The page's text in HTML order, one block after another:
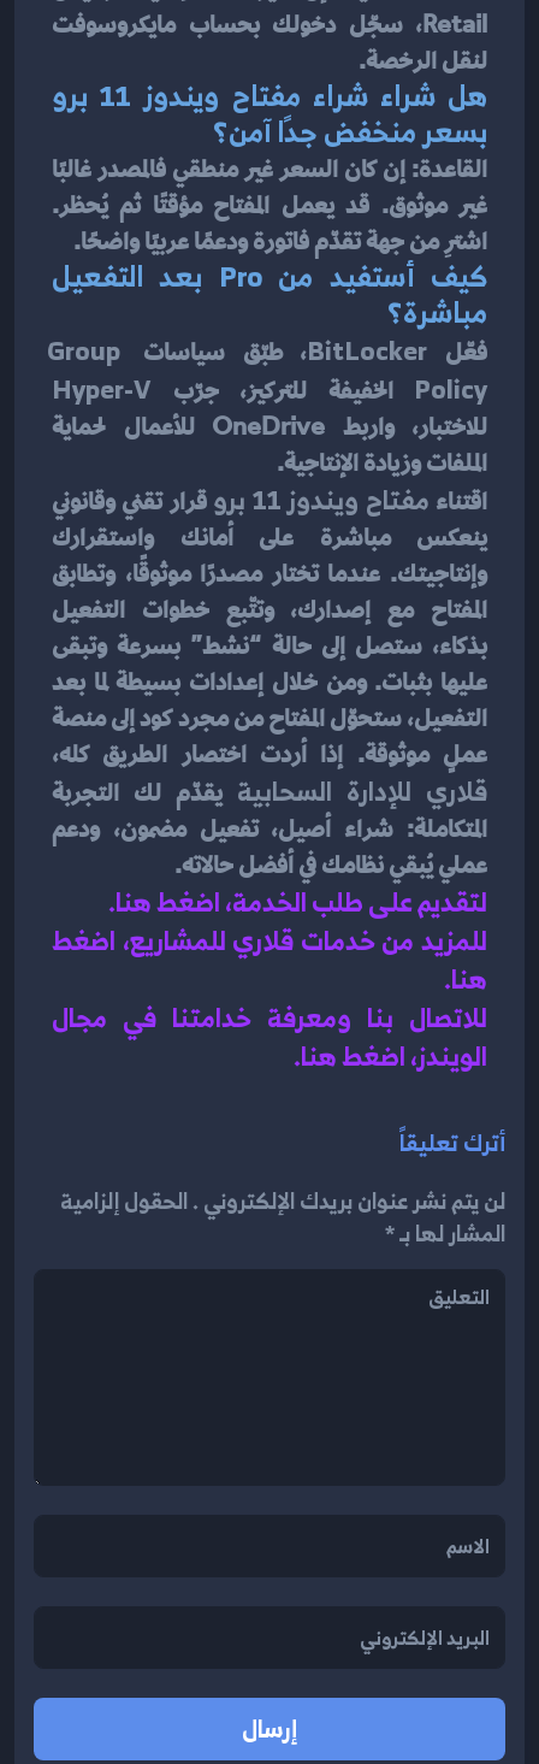
لنقل الرخصة.
هل شراء شراء مفتاح ويندوز 11 برو
بسعر منخفض جدًا آمن؟
اشترِ من جهة تقدّم فاتورة ودعمًا عربيًا واضحًا.
مباشرة؟
فعّل BitLocker، طبّق سياسات Group
Policy الخفيفة للتركيز، جرّب Hyper-V
الملفات وزيادة الإنتاجية.
اقتناء مفتاح ويندوز 11 برو
عملٍ موثوقة. إذا أردت اختصار الطريق كله،
قلاري للإدارة السحابية
عملي يُبقي نظامك في أفضل حالاته.
لتقديم على طلب الخدمة، اضغط هنا.
هنا.
الويندز، اضغط هنا.
أترك تعليقاً
لن يتم نشر عنوان بريدك الإلكتروني . الحقول إلزامية
المشار لها بـ *
إرسال